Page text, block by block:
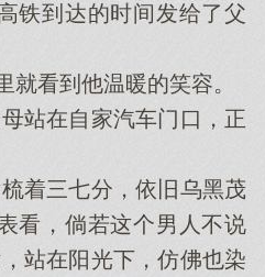
到达的时间发给了父
看到他温暖的笑容。
站在自家汽车门口，正
着三七分，依旧乌黑茂
看，倘若这个男人不说
站在阳光下，仿佛也染